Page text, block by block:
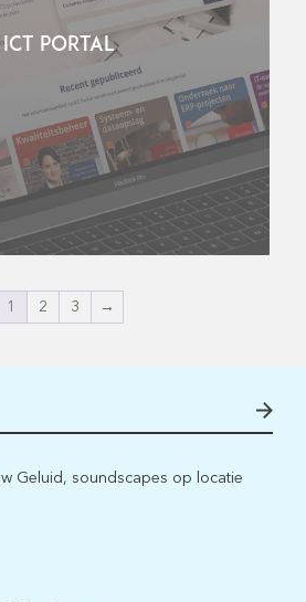
ICT PORTAL
1 2 3 →
Geluid, soundscapes op locatie